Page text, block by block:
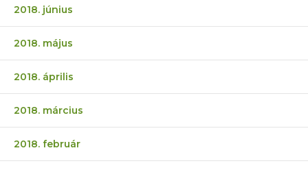
2018. június
2018. május
2018. április
2018. március
2018. február